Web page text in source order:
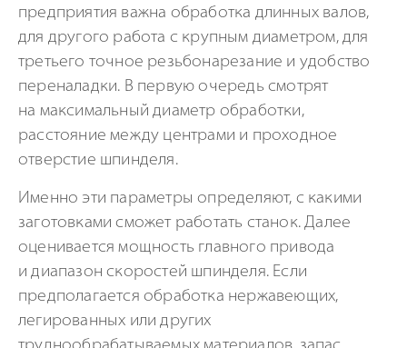
предприятия важна обработка длинных валов,
для другого работа с крупным диаметром, для
третьего точное резьбонарезание и удобство
переналадки. В первую очередь смотрят
на максимальный диаметр обработки,
расстояние между центрами и проходное
отверстие шпинделя.
Именно эти параметры определяют, с какими
заготовками сможет работать станок. Далее
оценивается мощность главного привода
и диапазон скоростей шпинделя. Если
предполагается обработка нержавеющих,
легированных или других